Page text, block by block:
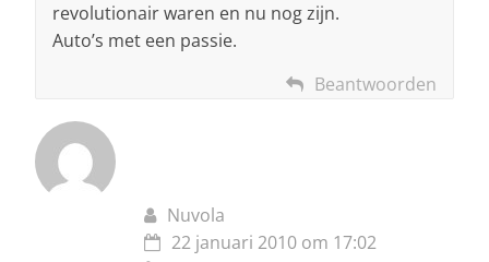
revolutionair waren en nu nog zijn.
Auto’s met een passie.
Beantwoorden
Nuvola
22 januari 2010 om 17:02